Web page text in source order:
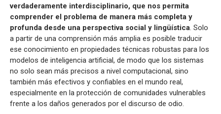
verdaderamente interdisciplinario, que nos permita
comprender el problema de manera más completa y
profunda desde una perspectiva social y lingüística. Solo
a partir de una comprensión más amplia es posible traducir
ese conocimiento en propiedades técnicas robustas para los
modelos de inteligencia artificial, de modo que los sistemas
no solo sean más precisos a nivel computacional, sino
también más efectivos y confiables en el mundo real,
especialmente en la protección de comunidades vulnerables
frente a los daños generados por el discurso de odio.